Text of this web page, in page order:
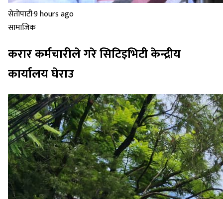
सेतोपाटी·9 hours ago
सामाजिक
करार कर्मचारीले गरे सिटिइभिटी केन्द्रीय
कार्यालय घेराउ